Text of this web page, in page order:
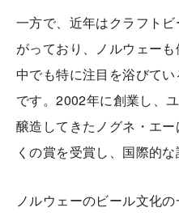
一方で、近年はクラフト
がっており、ノルウェー
中でも特に注目を浴びてい
です。2002年に創業し、
醸造してきたノグネ・エ
くの賞を受賞し、国際的
ノルウェーのビール文化